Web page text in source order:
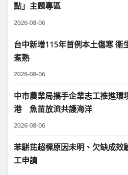
點」主題專區
2026-08-06
台中新增115年首例本土傷寒 衛
煮熟
2026-08-06
中市農業局攜手企業志工推進環
港 魚苗放流共護海洋
2026-08-06
苯駢芘超標原因未明、欠缺成效
工申請